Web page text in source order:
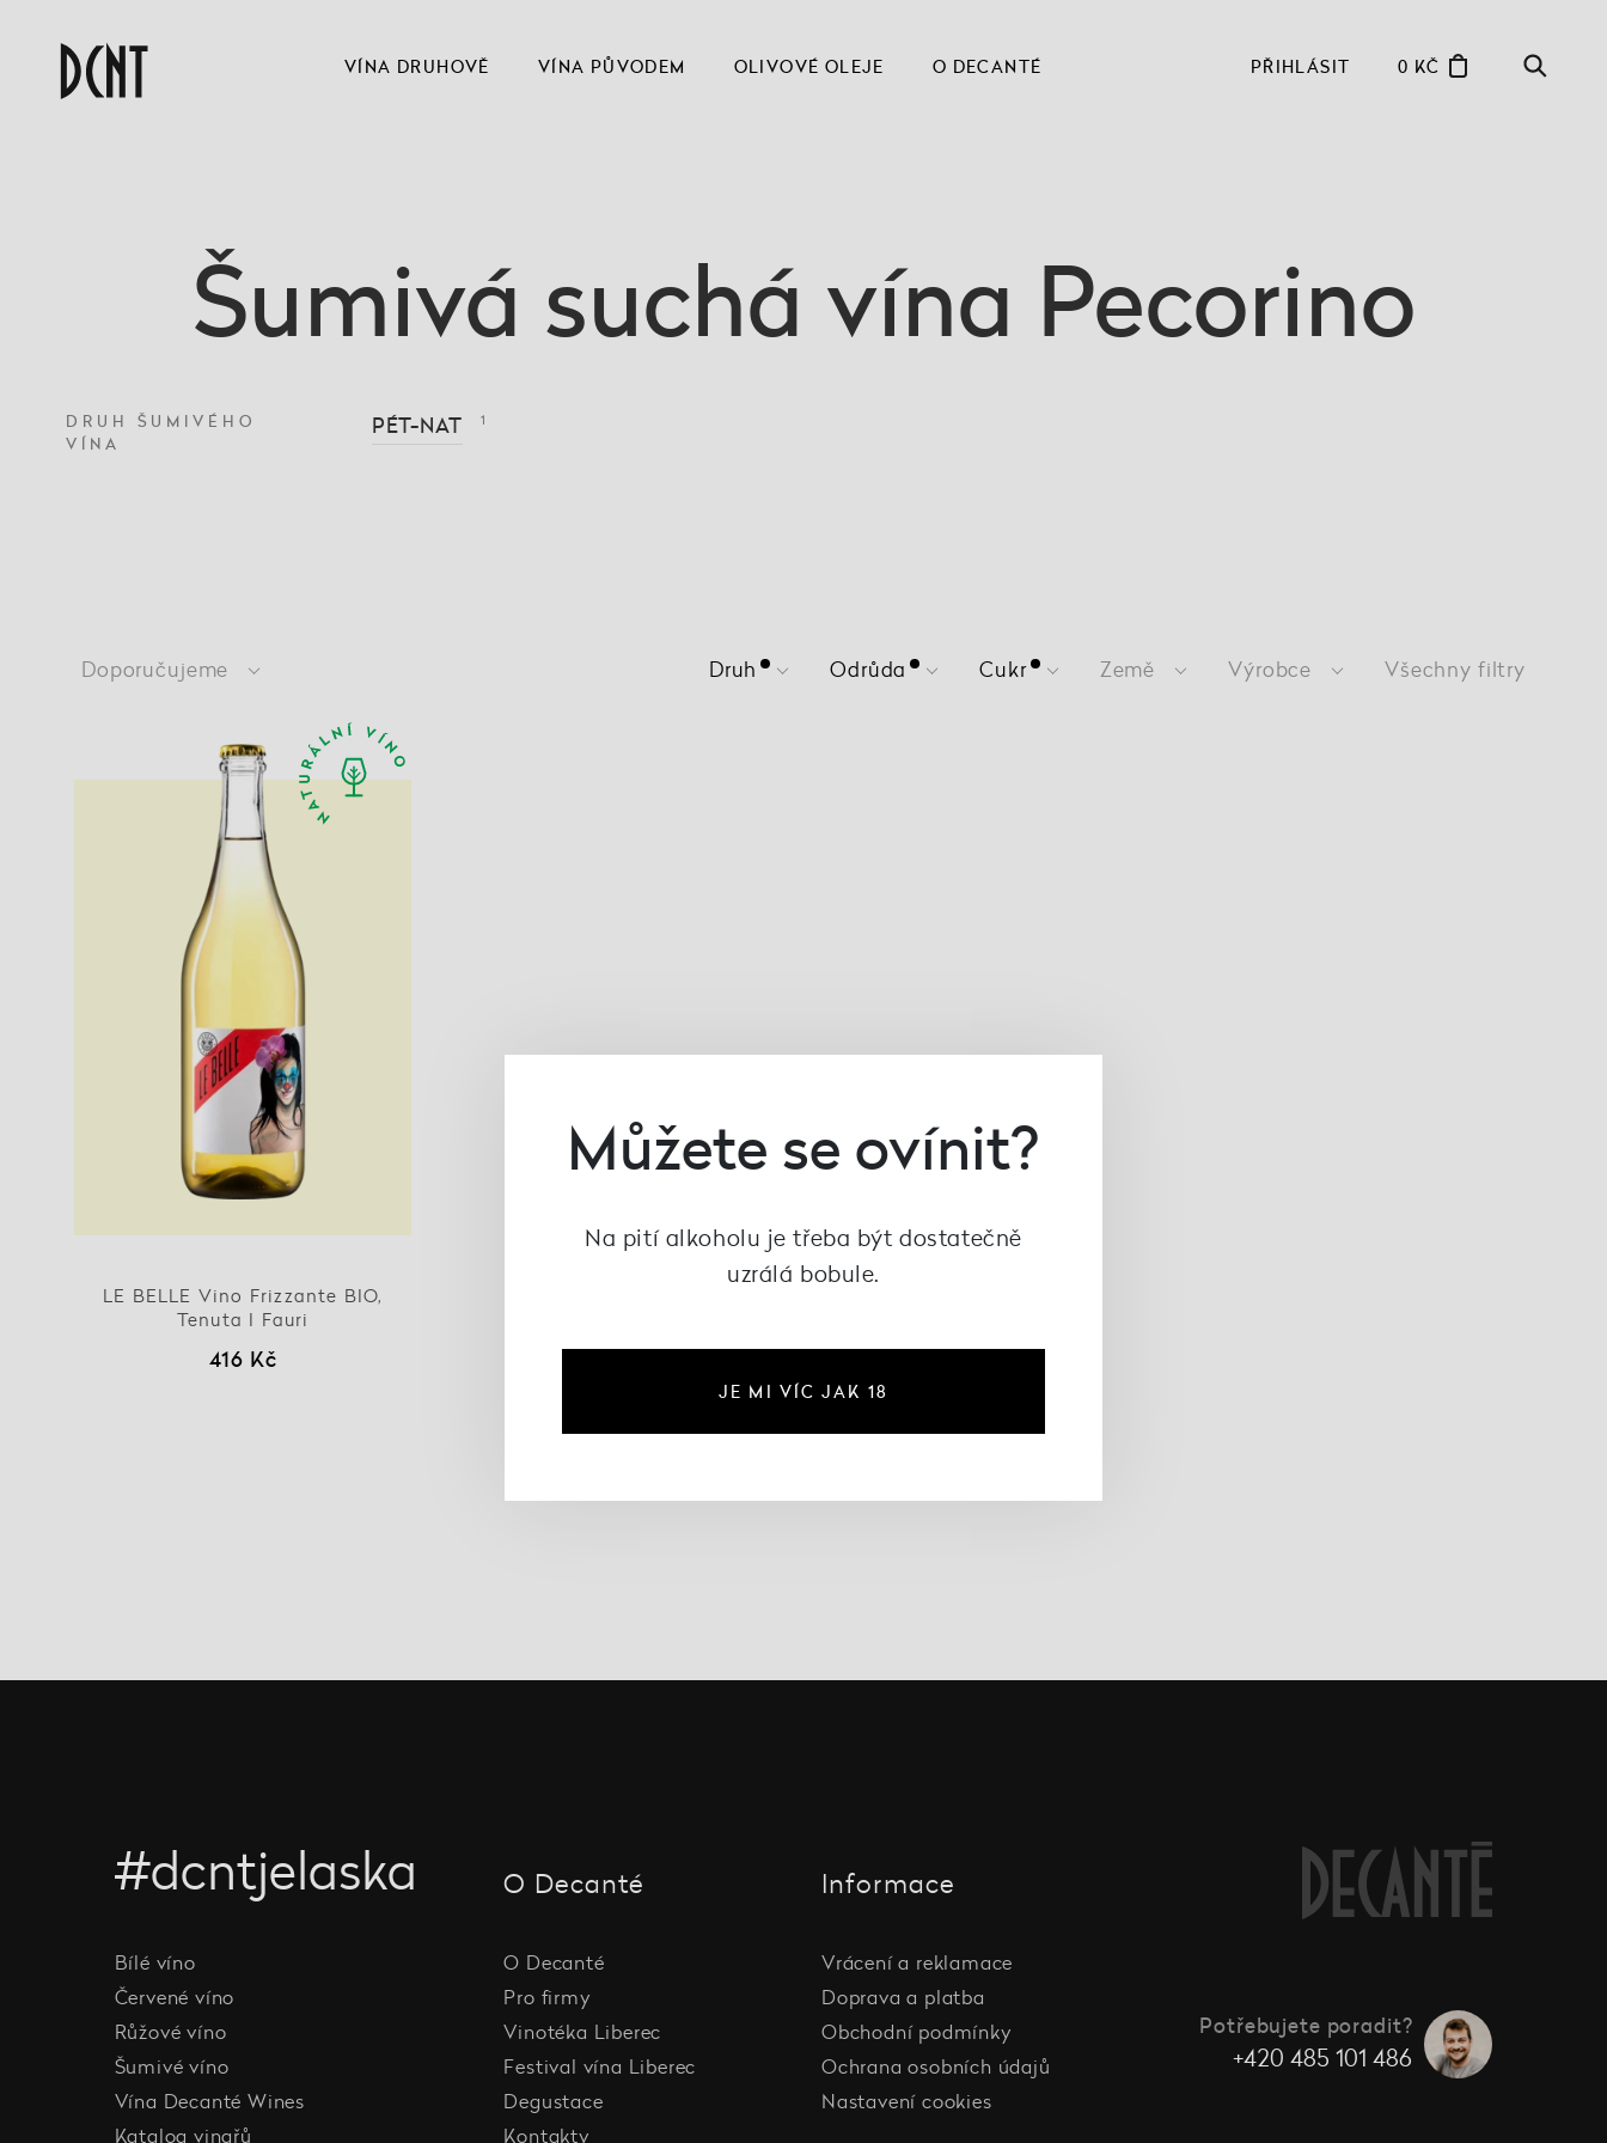
VÍNA DRUHOVĚ VÍNA PŮVODEM OLIVOVÉ OLEJE O DECANTÉ PŘIHLÁSIT 0 KČ
Šumivá suchá vína Pecorino
DRUH ŠUMIVÉHO
VÍNA
PÉT-NAT 1
Doporučujeme Druh Odrůda Cukr Země Výrobce Všechny filtry
LE BELLE Vino Frizzante BIO,
Tenuta I Fauri
416 Kč
#dcntjelaska
Bílé víno
Červené víno
Růžové víno
Šumivé víno
Vína Decanté Wines
Katalog vinařů
O Decanté
O Decanté
Pro firmy
Vinotéka Liberec
Festival vína Liberec
Degustace
Kontakty
Informace
Vrácení a reklamace
Doprava a platba
Obchodní podmínky
Ochrana osobních údajů
Nastavení cookies
Potřebujete poradit?
+420 485 101 486
Můžete se ovínit?
Na pití alkoholu je třeba být dostatečně
uzrálá bobule.
JE MI VÍC JAK 18